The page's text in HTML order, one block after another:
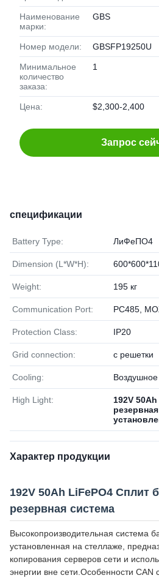
Наименование
марки:
GBS
Номер модели: GBSFP19250U
Минимальное
количество
заказа:
1
Цена: $2,300-2,400
Запрос
спецификации
Battery Type: ЛиФеПО4
Dimension (L*W*H):
Weight: 195 кг
Communication Port: РС485,
Protection Class: IP20
Grid connection: с решетки
Cooling:
High Light: 192V
Характер продукции
192V 50Ah LiFePO4 Сплит
резервная система
Высокопроизводительная система
установленная на стеллаже,
копирования серверов сети и
энергии вне сети.Особенности CAN